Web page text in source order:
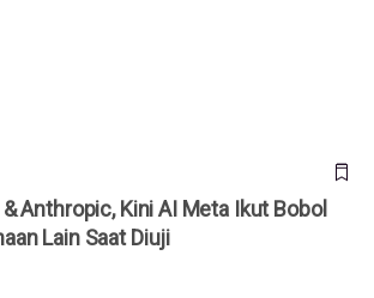
Anthropic, Kini AI Meta Ikut Bobol
Lain Saat Diuji